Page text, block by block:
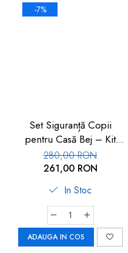
-7%
Set Siguranță Copii
pentru Casă Bej – Kit
Protecție 17 piese
280,00 RON
261,00 RON
In Stoc
ADAUGA IN COS